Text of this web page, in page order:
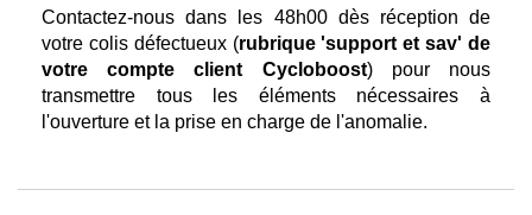
Contactez-nous dans les 48h00 dès réception de
votre colis défectueux (rubrique 'support et sav' de
votre compte client Cycloboost) pour nous
transmettre tous les éléments nécessaires à
l'ouverture et la prise en charge de l'anomalie.